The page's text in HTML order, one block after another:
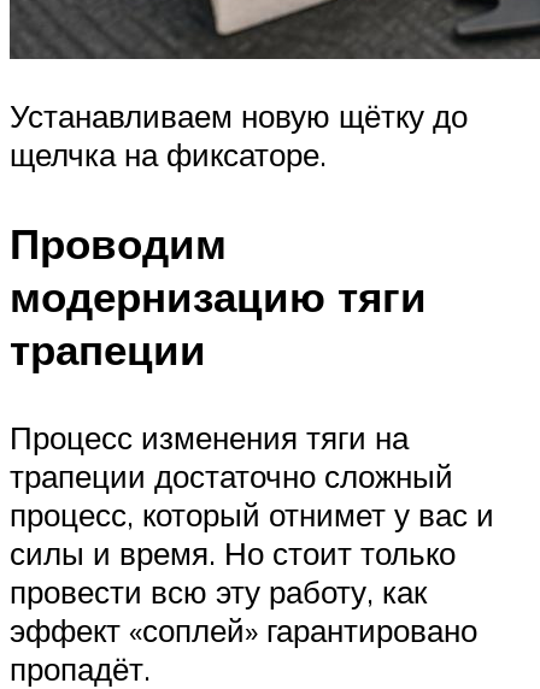
Устанавливаем новую щётку до
щелчка на фиксаторе.
Проводим
модернизацию тяги
трапеции
Процесс изменения тяги на
трапеции достаточно сложный
процесс, который отнимет у вас и
силы и время. Но стоит только
провести всю эту работу, как
эффект «соплей» гарантировано
пропадёт.